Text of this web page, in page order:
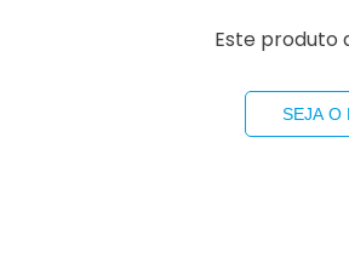
Este produto
SEJA O